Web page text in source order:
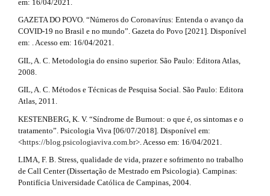
d
b
a
r
#
#
a
i
l
s
#
#
em: 16/04/2021.
GAZETA DO POVO. “Números do Coronavírus: Entenda o avanço da
COVID-19 no Brasil e no mundo”. Gazeta do Povo [2021]. Disponível
em: . Acesso em: 16/04/2021.
GIL, A. C. Metodologia do ensino superior. São Paulo: Editora Atlas,
2008.
GIL, A. C. Métodos e Técnicas de Pesquisa Social. São Paulo: Editora
Atlas, 2011.
KESTENBERG, K. V. “Síndrome de Burnout: o que é, os sintomas e o
tratamento”. Psicologia Viva [06/07/2018]. Disponível em:
<https://blog.psicologiaviva.com.br>. Acesso em: 16/04/2021.
LIMA, F. B. Stress, qualidade de vida, prazer e sofrimento no trabalho
de Call Center (Dissertação de Mestrado em Psicologia). Campinas:
Pontifícia Universidade Católica de Campinas, 2004.